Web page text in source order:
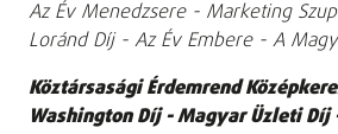
Az Év Menedzsere - Marketing
Loránd Díj - Az Év Embere - A
Köztársasági Érdemrend
Washington Díj - Magyar Üzleti